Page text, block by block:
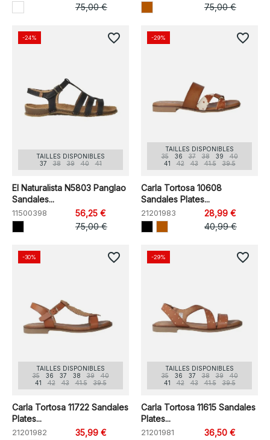
75,00 €
75,00 €
TAILLES DISPONIBLES
37
38 39 40 41
El Naturalista N5803 Panglao
Sandales...
11500398
56,25 €
75,00 €
-24% favorite_border
TAILLES DISPONIBLES
35
36 37 38 39
40
41
42 43 41.5 39.5
Carla Tortosa 10608
Sandales Plates...
21201983
28,99 €
40,99 €
-29% favorite_border
TAILLES DISPONIBLES
35
36 37 38 39
40
41
42 43 41.5 39.5
Carla Tortosa 11722 Sandales
Plates...
21201982
35,99 €
-30% favorite_border
TAILLES DISPONIBLES
35
36 37 38 39
40
41
42 43 41.5 39.5
Carla Tortosa 11615 Sandales
Plates...
21201981
36,50 €
-29% favorite_border